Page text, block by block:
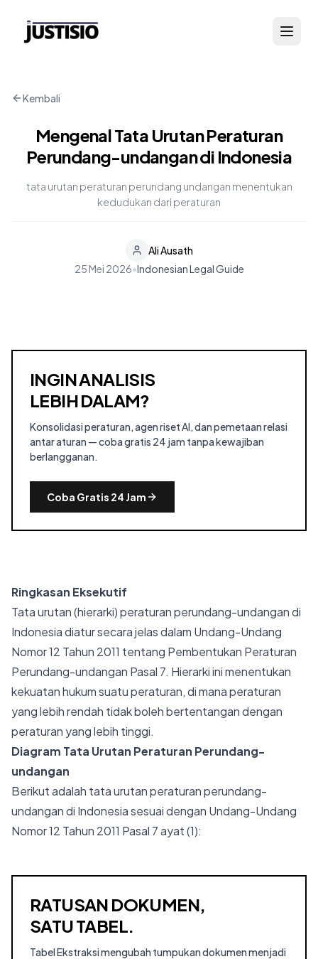
Kembali
Mengenal Tata Urutan Peraturan
Perundang-undangan di Indonesia
tata urutan peraturan perundang undangan menentukan
kedudukan dari peraturan
Ali Ausath
25 Mei 2026•Indonesian Legal Guide
INGIN ANALISIS
LEBIH DALAM?
Konsolidasi peraturan, agen riset AI, dan pemetaan relasi
antar aturan — coba gratis 24 jam tanpa kewajiban
berlangganan.
Coba Gratis 24 Jam
Ringkasan Eksekutif
Tata urutan (hierarki) peraturan perundang-undangan di
Indonesia diatur secara jelas dalam Undang-Undang
Nomor 12 Tahun 2011 tentang Pembentukan Peraturan
Perundang-undangan Pasal 7. Hierarki ini menentukan
kekuatan hukum suatu peraturan, di mana peraturan
yang lebih rendah tidak boleh bertentangan dengan
peraturan yang lebih tinggi.
Diagram Tata Urutan Peraturan Perundang-
undangan
Berikut adalah tata urutan peraturan perundang-
undangan di Indonesia sesuai dengan Undang-Undang
Nomor 12 Tahun 2011 Pasal 7 ayat (1):
RATUSAN DOKUMEN,
SATU TABEL.
Tabel Ekstraksi mengubah tumpukan dokumen menjadi